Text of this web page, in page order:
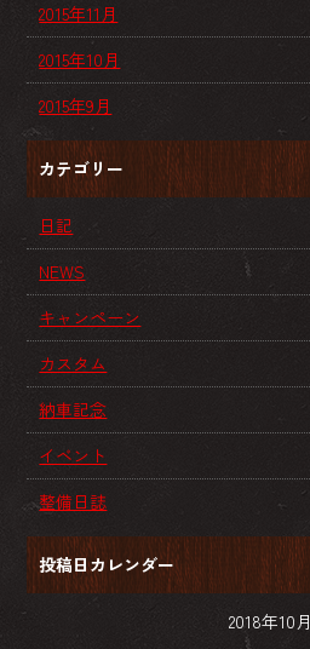
2015年11月
2015年10月
2015年9月
カテゴリー
日記
NEWS
キャンペーン
カスタム
納車記念
イベント
整備日誌
投稿日カレンダー
2018年10月